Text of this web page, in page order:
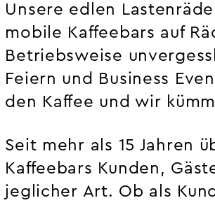
Unsere edlen
mobile Kaffeebars auf
Betriebsweise
Feiern und Business
den Kaffee und wir
Seit mehr als 15 Jahren
Kaffeebars Kunden,
jeglicher Art. Ob als